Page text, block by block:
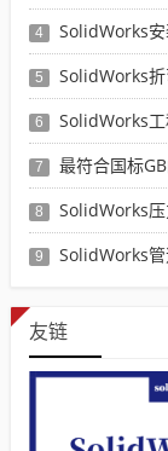
4 SolidWorks安装后
5 SolidWorks
6 SolidWorks工程
7 最符合国标GB
8 SolidWorks压力
9 SolidWorks
友链